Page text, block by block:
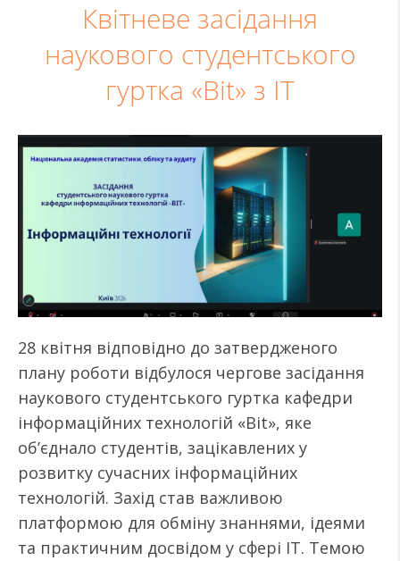
Квітневе засідання
наукового студентського
гуртка «Bit» з ІТ
28 квітня відповідно до затвердженого
плану роботи відбулося чергове засідання
наукового студентського гуртка кафедри
інформаційних технологій «Bit», яке
об’єднало студентів, зацікавлених у
розвитку сучасних інформаційних
технологій. Захід став важливою
платформою для обміну знаннями, ідеями
та практичним досвідом у сфері ІТ. Темою